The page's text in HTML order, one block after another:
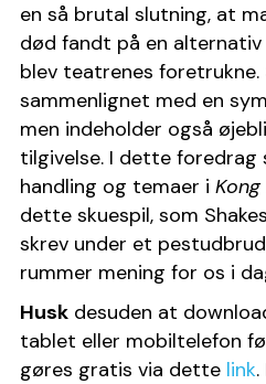
en så brutal slutning, at
død fandt på en alternativ
blev teatrenes
sammenlignet med en
men indeholder også
tilgivelse. I dette
handling og temaer i
dette skuespil, som
skrev under et
rummer mening for os i
Husk desuden at
tablet eller mobiltelefon
gøres gratis via dette link.